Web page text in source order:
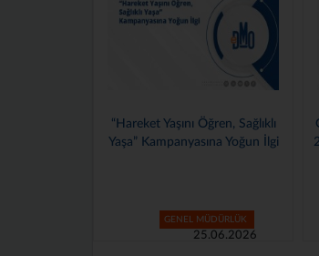
Genel Müdürlüğümüzde 2025–
2026 Dönemi Stajyerlerimiz İçin
GENEL MÜDÜRLÜK
24.06.2026